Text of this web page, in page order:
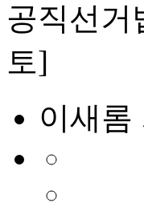
공직선거
토]
이새롬